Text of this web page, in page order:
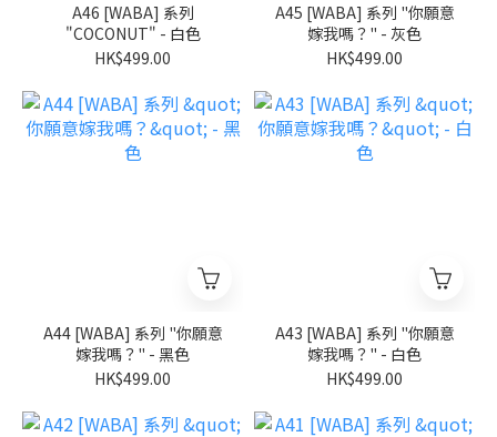
A46 [WABA] 系列
"COCONUT" - 白色
HK$499.00
A45 [WABA] 系列 "你願意
嫁我嗎？" - 灰色
HK$499.00
A44 [WABA] 系列 "你願意
嫁我嗎？" - 黑色
HK$499.00
A43 [WABA] 系列 "你願意
嫁我嗎？" - 白色
HK$499.00